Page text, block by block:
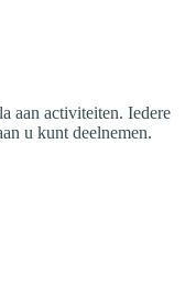
aan activiteiten. Iedere
u kunt deelnemen.